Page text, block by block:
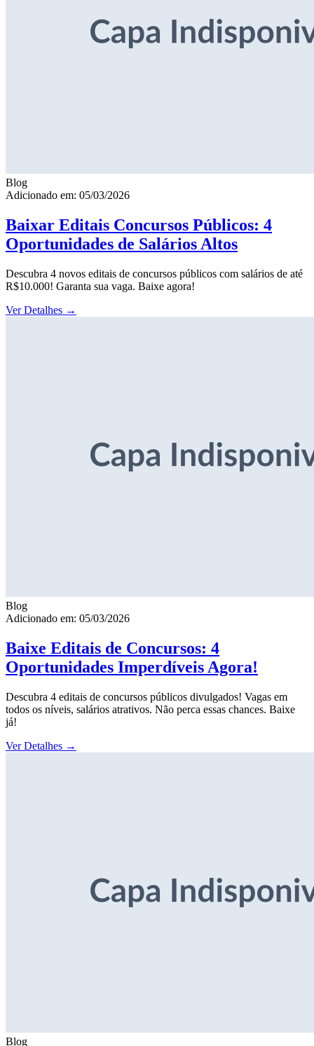
Blog
Adicionado em: 05/03/2026
Baixar Editais Concursos Públicos: 4
Oportunidades de Salários Altos
Descubra 4 novos editais de concursos públicos com salários de até
R$10.000! Garanta sua vaga. Baixe agora!
Ver Detalhes →
Blog
Adicionado em: 05/03/2026
Baixe Editais de Concursos: 4
Oportunidades Imperdíveis Agora!
Descubra 4 editais de concursos públicos divulgados! Vagas em
todos os níveis, salários atrativos. Não perca essas chances. Baixe
já!
Ver Detalhes →
Blog